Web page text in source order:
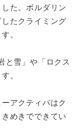
た。ボルダリン
たクライミング
。
と雪」や「ロクス
。
アクティバはク
めきでできてい